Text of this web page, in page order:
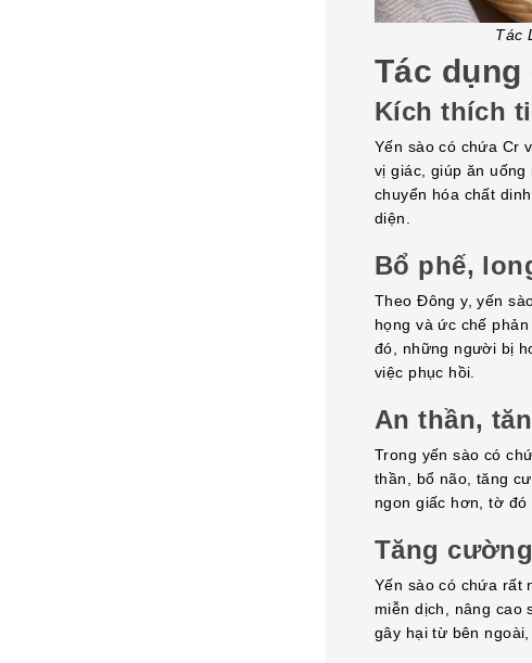
Tác
Tác
Kích thích
Yến sào có chứa Cr
vị giác, giúp ăn
chuyển hóa chất
diện.
Bổ phế,
Theo Đông y, yến
họng và ức chế
đó, những người bị
việc phục hồi.
An thần,
Trong yến sào có
thần, bổ não, tăng
ngon giấc hơn, tờ đó
Tăng
Yến sào có chứa rất
miễn dịch, nâng cao
gây hại từ bên